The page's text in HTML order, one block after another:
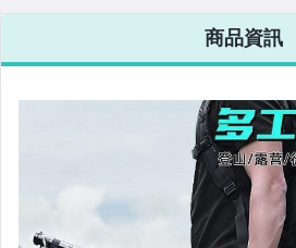
電腦、平板與周邊
運動、戶外與休閒
居家、家具與園藝
商品資訊